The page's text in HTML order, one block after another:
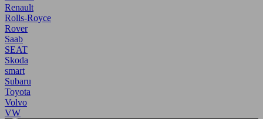
Renault
Rolls-Royce
Rover
Saab
SEAT
Skoda
smart
Subaru
Toyota
Volvo
VW